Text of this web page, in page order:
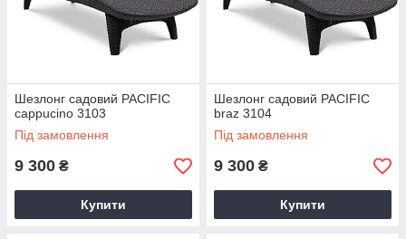
Шезлонг садовий PACIFIC
cappucino 3103
Під замовлення
9 300 ₴
Купити
Шезлонг садовий PACIFIC
braz 3104
Під замовлення
9 300 ₴
Купити